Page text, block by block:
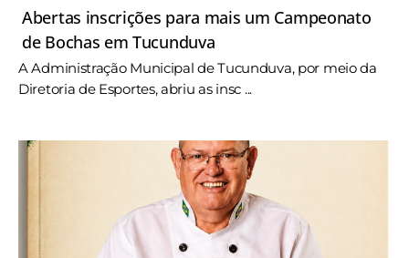
Abertas inscrições para mais um Campeonato
de Bochas em Tucunduva
A Administração Municipal de Tucunduva, por meio da
Diretoria de Esportes, abriu as insc ...